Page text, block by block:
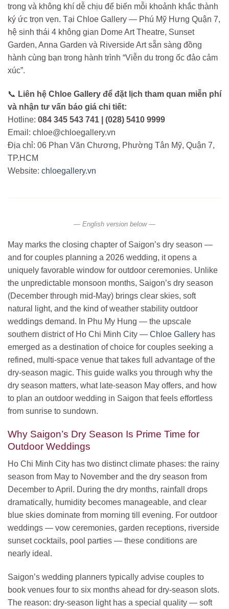
trong và không khí dễ chịu để biến mỗi khoảnh khắc thành
ký ức trọn vẹn. Tại Chloe Gallery — Phú Mỹ Hưng Quận 7,
hệ sinh thái 4 không gian Dome Art Theatre, Sunset
Garden, Anna Garden và Riverside Art sẵn sàng đồng
hành cùng bạn trong hành trình “Viễn du trong ốc đảo cảm
xúc”.
📞 Liên hệ Chloe Gallery để đặt lịch tham quan miễn phí
và nhận tư vấn báo giá chi tiết:
Hotline: 084 345 543 741 | (028) 5410 9999
Email: chloe@chloegallery.vn
Địa chỉ: 06 Phan Văn Chương, Phường Tân Mỹ, Quận 7,
TP.HCM
Website: chloegallery.vn
— English version below —
May marks the closing chapter of Saigon’s dry season —
and for couples planning a 2026 wedding, it opens a
uniquely favorable window for outdoor ceremonies. Unlike
the unpredictable monsoon months, Saigon’s dry season
(December through mid-May) brings clear skies, soft
natural light, and the kind of weather stability outdoor
weddings demand. In Phu My Hung — the upscale
southern district of Ho Chi Minh City — Chloe Gallery has
emerged as a destination of choice for couples seeking a
refined, multi-space venue that takes full advantage of the
dry-season magic. This guide walks you through why the
dry season matters, what late-season May offers, and how
to plan an outdoor wedding in Saigon that feels effortless
from sunrise to sundown.
Why Saigon’s Dry Season Is Prime Time for
Outdoor Weddings
Ho Chi Minh City has two distinct climate phases: the rainy
season from May to November and the dry season from
December to April. During the dry months, rainfall drops
dramatically, humidity becomes manageable, and clear
blue skies dominate from morning till evening. For outdoor
weddings — vow ceremonies, garden receptions, riverside
sunset cocktails, pool parties — these conditions are
nearly ideal.
Saigon’s wedding planners typically advise couples to
book venues four to six months ahead for dry-season slots.
The reason: dry-season light has a special quality — soft